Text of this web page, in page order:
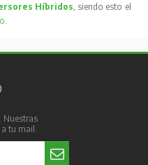
Híbridos , siendo esto el
Nuestras
tu mail.